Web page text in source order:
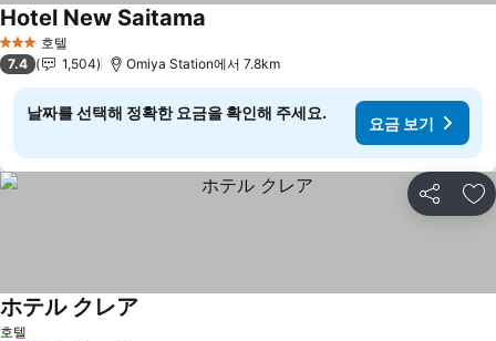
3 성급 호텔
Hotel New Saitama
7.4 1,504 Omiya Station에서 7.8km
날짜를 선택해 정확한 요금을 확인해 주세요.
요금 보기
공유 즐
호텔
ホテル クレア